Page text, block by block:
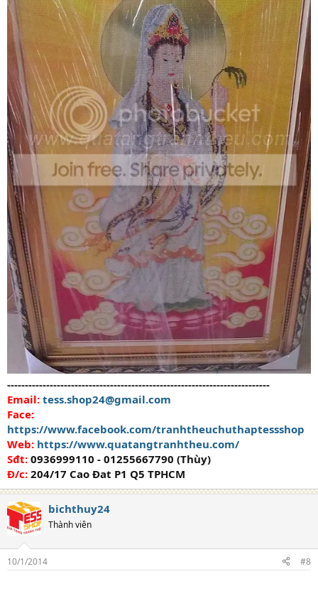
--------------------------------------------------------------------------
Email: tess.shop24@gmail.com
Face:
https://www.facebook.com/tranhtheuchuthaptessshop
Web: https://www.quatangtranhtheu.com/
Sđt: 0936999110 - 01255667790 (Thùy)
Đ/c: 204/17 Cao Đat P1 Q5 TPHCM
bichthuy24
Thành viên
10/1/2014 #8